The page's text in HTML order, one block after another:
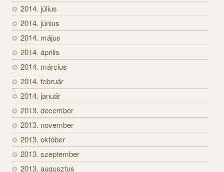
2014. július
2014. június
2014. május
2014. április
2014. március
2014. február
2014. január
2013. december
2013. november
2013. október
2013. szeptember
2013. augusztus